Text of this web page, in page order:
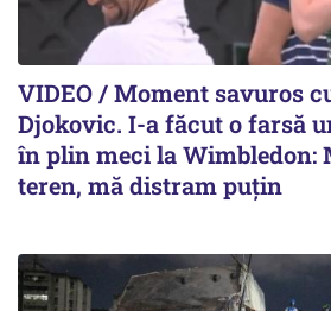
VIDEO / Moment savuros
Djokovic. I-a făcut o farsă
în plin meci la Wimbledon:
teren, mă distram puțin